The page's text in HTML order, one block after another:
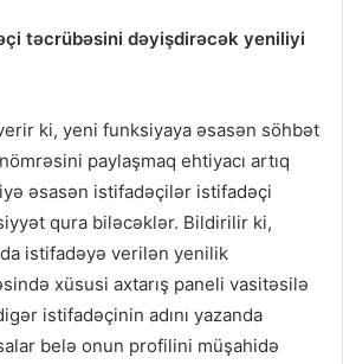
təcrübəsini dəyişdirəcək yeniliyi
ki, yeni funksiyaya əsasən söhbət
paylaşmaq ehtiyacı artıq
əsasən istifadəçilər istifadəçi
qura biləcəklər. Bildirilir ki,
istifadəyə verilən yenilik
xüsusi axtarış paneli vasitəsilə
istifadəçinin adını yazanda
belə onun profilini müşahidə